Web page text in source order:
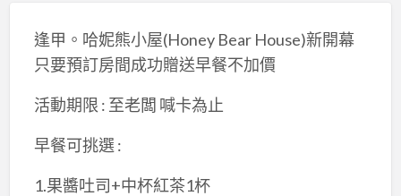
逢甲。哈妮熊小屋(Honey Bear House)新開幕
只要預訂房間成功贈送早餐不加價
活動期限 : 至老闆 喊卡為止
早餐可挑選 :
1.果醬吐司+中杯紅茶1杯